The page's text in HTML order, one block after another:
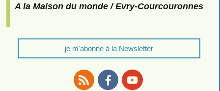
A la Maison du monde / Evry-Courcouronnes
je m'abonne à la Newsletter